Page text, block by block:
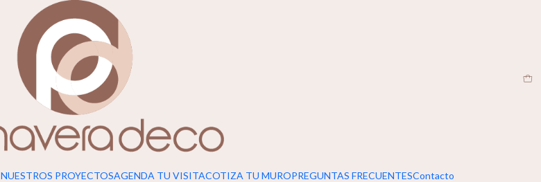
NUESTROS PROYECTOSAGENDA TU VISITACOTIZA TU MUROPREGUNTAS FRECUENTESContacto
Para un calce perfecto, considerar sumar 5cm extra al ancho y alto de tu muro
Safari & Palms
$22.500